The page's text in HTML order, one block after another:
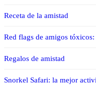
Receta de la amistad
Red flags de amigos
Regalos de amistad
Snorkel Safari: la mejor